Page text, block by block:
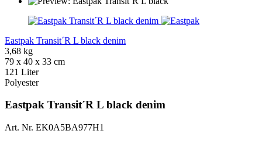
Eastpak Transit´R L black denim
3,68 kg
79 x 40 x 33 cm
121 Liter
Polyester
Eastpak Transit´R L black denim
Art. Nr. EK0A5BA977H1